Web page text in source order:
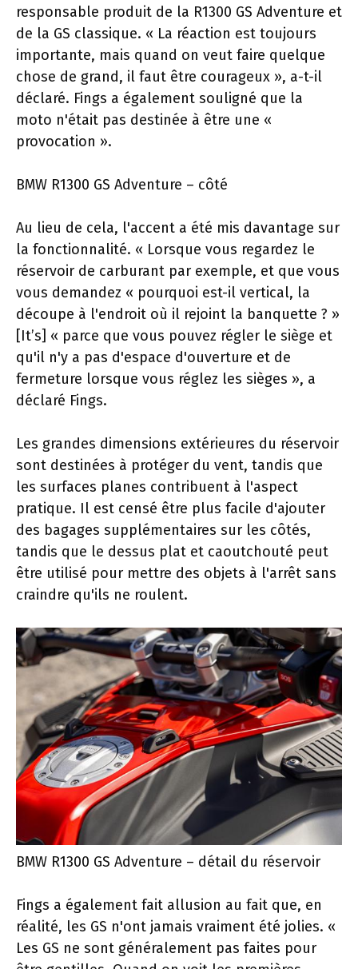
responsable produit de la R1300 GS Adventure et
de la GS classique. « La réaction est toujours
importante, mais quand on veut faire quelque
chose de grand, il faut être courageux », a-t-il
déclaré. Fings a également souligné que la
moto n'était pas destinée à être une «
provocation ».
BMW R1300 GS Adventure – côté
Au lieu de cela, l'accent a été mis davantage sur
la fonctionnalité. « Lorsque vous regardez le
réservoir de carburant par exemple, et que vous
vous demandez « pourquoi est-il vertical, la
découpe à l'endroit où il rejoint la banquette ? »
[It’s] « parce que vous pouvez régler le siège et
qu'il n'y a pas d'espace d'ouverture et de
fermeture lorsque vous réglez les sièges », a
déclaré Fings.
Les grandes dimensions extérieures du réservoir
sont destinées à protéger du vent, tandis que
les surfaces planes contribuent à l'aspect
pratique. Il est censé être plus facile d'ajouter
des bagages supplémentaires sur les côtés,
tandis que le dessus plat et caoutchouté peut
être utilisé pour mettre des objets à l'arrêt sans
craindre qu'ils ne roulent.
BMW R1300 GS Adventure – détail du réservoir
Fings a également fait allusion au fait que, en
réalité, les GS n'ont jamais vraiment été jolies. «
Les GS ne sont généralement pas faites pour